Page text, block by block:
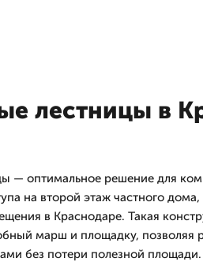
лестницы в
— оптимальное решение для
на второй этаж частного дома,
в Краснодаре. Такая
марш и площадку, позволяя
без потери полезной